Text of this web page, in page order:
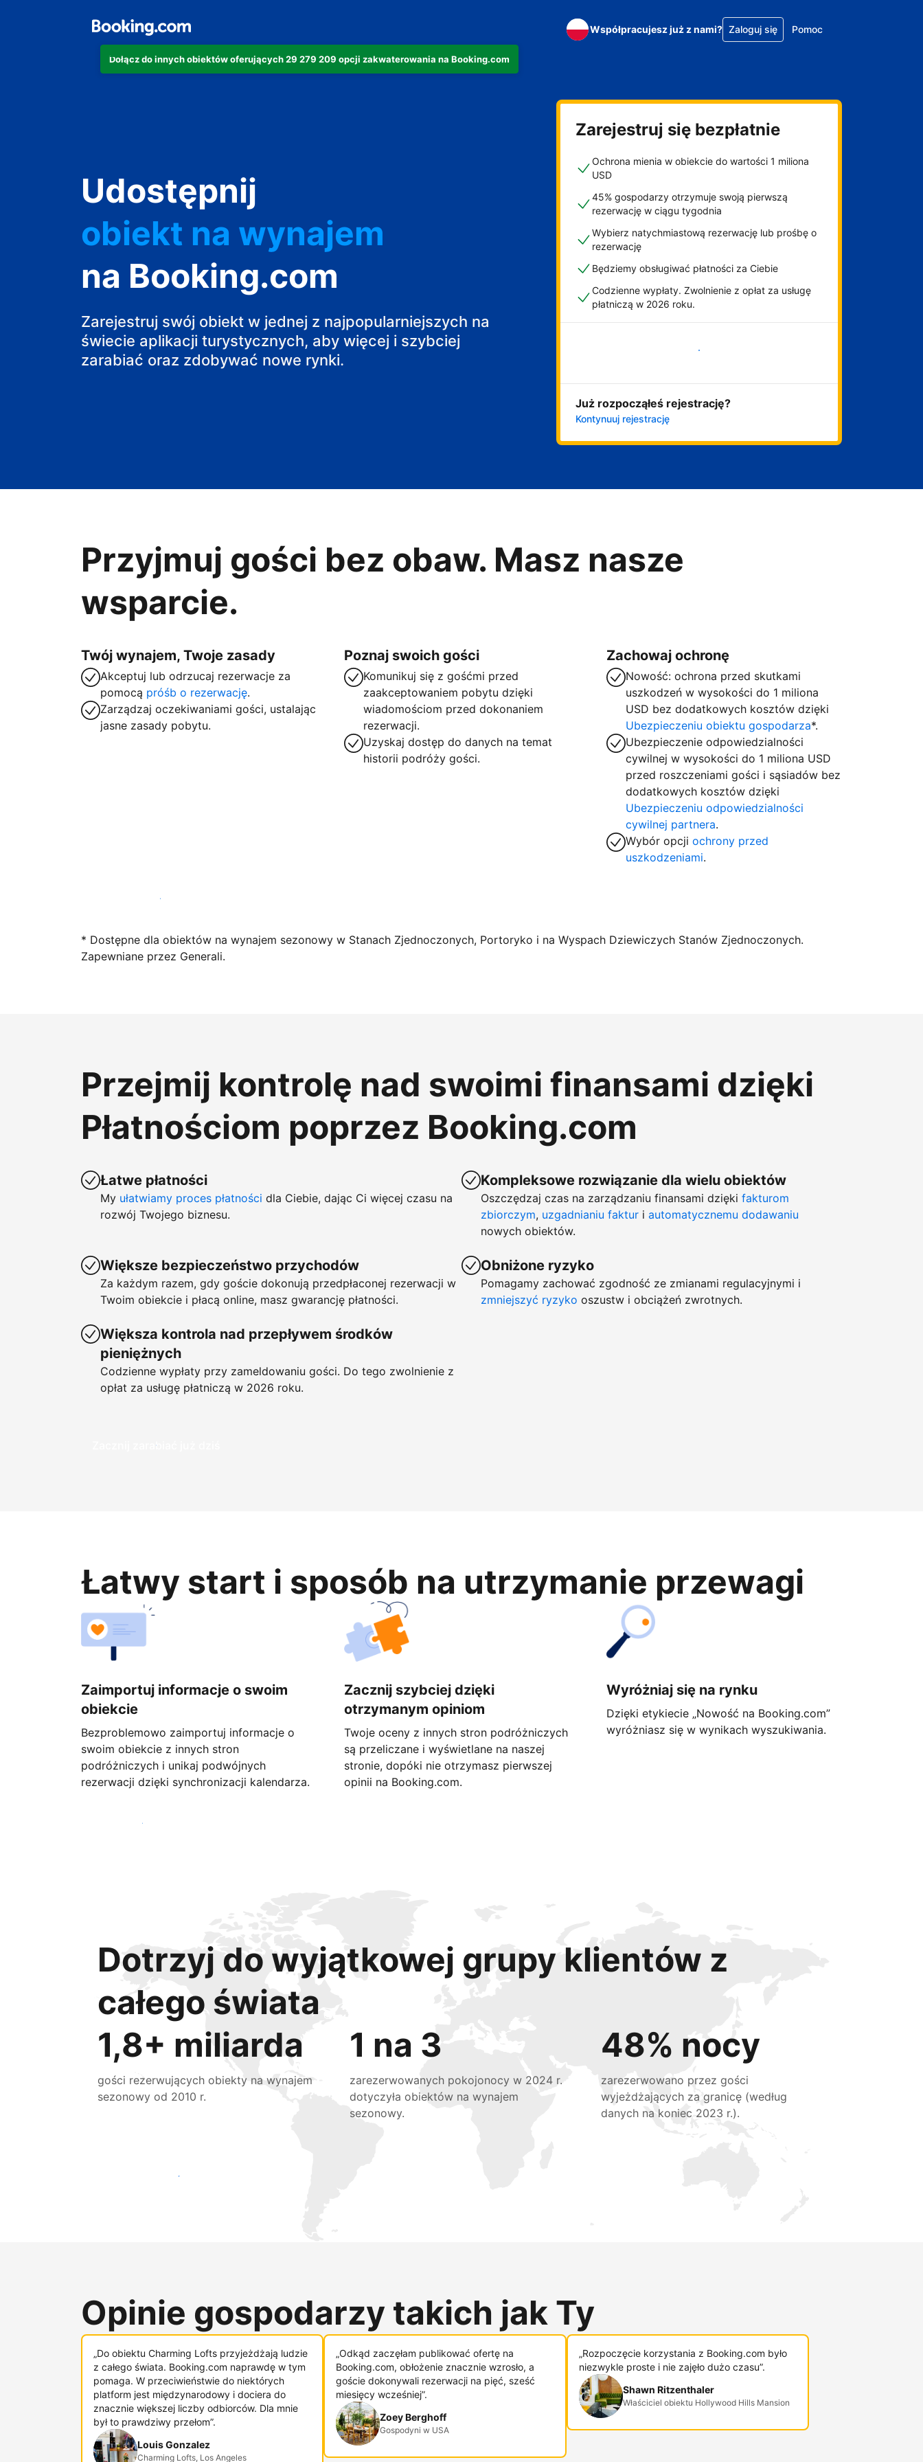
Dołącz do innych obiektów oferujących 29 279 209 opcji zakwaterowania na Booking.com
Współpracujesz już z nami? Zaloguj się Pomoc
Udostępnij
hotel
obiekt na wynajem
wakacyjny
pensjonat
obiekt B&B
na Booking.com
Zarejestruj swój obiekt w jednej z najpopularniejszych na
świecie aplikacji turystycznych, aby więcej i szybciej
zarabiać oraz zdobywać nowe rynki.
Zarejestruj się bezpłatnie
Ochrona mienia w obiekcie do wartości 1 miliona
USD
45% gospodarzy otrzymuje swoją pierwszą
rezerwację w ciągu tygodnia
Wybierz natychmiastową rezerwację lub prośbę o
rezerwację
Będziemy obsługiwać płatności za Ciebie
Codzienne wypłaty. Zwolnienie z opłat za usługę
płatniczą w 2026 roku.
Zacznij już teraz
Już rozpocząłeś rejestrację?
Kontynuuj rejestrację
Przyjmuj gości bez obaw. Masz nasze
wsparcie.
Twój wynajem, Twoje zasady
Akceptuj lub odrzucaj rezerwacje za
pomocą próśb o rezerwację.
Zarządzaj oczekiwaniami gości, ustalając
jasne zasady pobytu.
Poznaj swoich gości
Komunikuj się z gośćmi przed
zaakceptowaniem pobytu dzięki
wiadomościom przed dokonaniem
rezerwacji.
Uzyskaj dostęp do danych na temat
historii podróży gości.
Zachowaj ochronę
Nowość: ochrona przed skutkami
uszkodzeń w wysokości do 1 miliona
USD bez dodatkowych kosztów dzięki
Ubezpieczeniu obiektu gospodarza*.
Ubezpieczenie odpowiedzialności
cywilnej w wysokości do 1 miliona USD
przed roszczeniami gości i sąsiadów bez
dodatkowych kosztów dzięki
Ubezpieczeniu odpowiedzialności
cywilnej partnera.
Wybór opcjiochrony przed
uszkodzeniami.
Zarejestruj obiekt już dziś
* Dostępne dla obiektów na wynajem sezonowy w Stanach Zjednoczonych, Portoryko i na Wyspach Dziewiczych Stanów Zjednoczonych.
Zapewniane przez Generali.
Przejmij kontrolę nad swoimi finansami dzięki
Płatnościom poprzez Booking.com
Łatwe płatności
My ułatwiamy proces płatności dla Ciebie, dając Ci więcej czasu na
rozwój Twojego biznesu.
Większe bezpieczeństwo przychodów
Za każdym razem, gdy goście dokonują przedpłaconej rezerwacji w
Twoim obiekcie i płacą online, masz gwarancję płatności.
Większa kontrola nad przepływem środków
pieniężnych
Codzienne wypłaty przy zameldowaniu gości. Do tego zwolnienie z
opłat za usługę płatniczą w 2026 roku.
Kompleksowe rozwiązanie dla wielu obiektów
Oszczędzaj czas na zarządzaniu finansami dzięki fakturom
zbiorczym, uzgadnianiu faktur i automatycznemu dodawaniu
nowych obiektów.
Obniżone ryzyko
Pomagamy zachować zgodność ze zmianami regulacyjnymi i
zmniejszyć ryzyko oszustw i obciążeń zwrotnych.
Zacznij zarabiać już dziś
Łatwy start i sposób na utrzymanie przewagi
Zaimportuj informacje o swoim
obiekcie
Bezproblemowo zaimportuj informacje o
swoim obiekcie z innych stron
podróżniczych i unikaj podwójnych
rezerwacji dzięki synchronizacji kalendarza.
Zacznij szybciej dzięki
otrzymanym opiniom
Twoje oceny z innych stron podróżniczych
są przeliczane i wyświetlane na naszej
stronie, dopóki nie otrzymasz pierwszej
opinii na Booking.com.
Wyróżniaj się na rynku
Dzięki etykiecie „Nowość na Booking.com”
wyróżniasz się w wynikach wyszukiwania.
Rozpocznij już dziś
Dotrzyj do wyjątkowej grupy klientów z
całego świata
1,8+ miliarda
gości rezerwujących obiekty na wynajem
sezonowy od 2010 r.
1 na 3
zarezerwowanych pokojonocy w 2024 r.
dotyczyła obiektów na wynajem
sezonowy.
48% nocy
zarezerwowano przez gości
wyjeżdżających za granicę (według
danych na koniec 2023 r.).
Dotrzyj do nowych gości już dziś
Opinie gospodarzy takich jak Ty
„Do obiektu Charming Lofts przyjeżdżają ludzie
z całego świata. Booking.com naprawdę w tym
pomaga. W przeciwieństwie do niektórych
platform jest międzynarodowy i dociera do
znacznie większej liczby odbiorców. Dla mnie
był to prawdziwy przełom”.
Louis Gonzalez
Charming Lofts, Los Angeles
„Odkąd zaczęłam publikować ofertę na
Booking.com, obłożenie znacznie wzrosło, a
goście dokonywali rezerwacji na pięć, sześć
miesięcy wcześniej”.
Zoey Berghoff
Gospodyni w USA
„Rozpoczęcie korzystania z Booking.com było
niezwykle proste i nie zajęło dużo czasu”.
Shawn Ritzenthaler
Właściciel obiektu Hollywood Hills Mansion